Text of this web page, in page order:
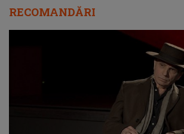
RECOMANDĂRI